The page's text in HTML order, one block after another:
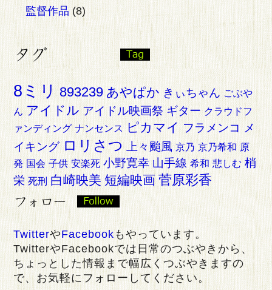
監督作品 (8)
8ミリ 893239 あやぱか きぃちゃん ごぶや
ん アイドル アイドル映画祭 ギター クラウドフ
ァンディング ナンセンス ピカマイ フラメンコ メ
イキング ロリさつ 上々颱風 京乃 京乃希和 原
発 国会 子供 安楽死 小野寛幸 山手線 希和 悲しむ 梢
栄 死刑 白崎映美 短編映画 菅原彩香
TwitterやFacebookもやっています。
TwitterやFacebookでは日常のつぶやきから、
ちょっとした情報まで幅広くつぶやきますの
で、お気軽にフォローしてください。